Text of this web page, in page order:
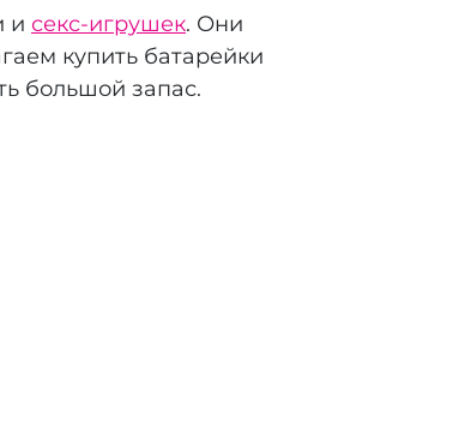
и секс-игрушек. Они
купить батарейки
большой запас.